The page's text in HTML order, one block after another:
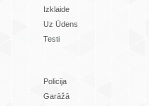
Izklaide
Uz Ūdens
Testi
Policija
Garāžā